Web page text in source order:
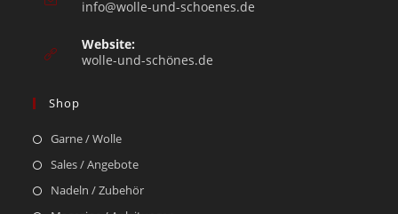
info@wolle-und-schoenes.de
Website:
wolle-und-schönes.de
Shop
Garne / Wolle
Sales / Angebote
Nadeln / Zubehör